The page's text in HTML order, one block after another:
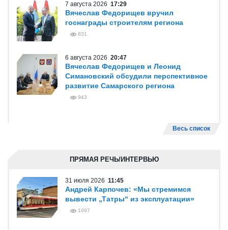
7 августа 2026 17:29
Вячеслав Федорищев вручил
госнаграды строителям региона
831
6 августа 2026 20:47
Вячеслав Федорищев и Леонид
Симановский обсудили перспективное
развитие Самарского региона
943
Весь список
ПРЯМАЯ РЕЧЬ/ИНТЕРВЬЮ
31 июля 2026 11:45
Андрей Карпочев: «Мы стремимся
вывести „Татры“ из эксплуатации»
1097